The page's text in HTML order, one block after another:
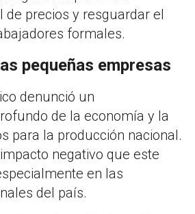
de precios y resguardar el
formales.
pequeñas empresas
denunció un
de la economía y la
para la producción nacional.
negativo que este
en las
del país.